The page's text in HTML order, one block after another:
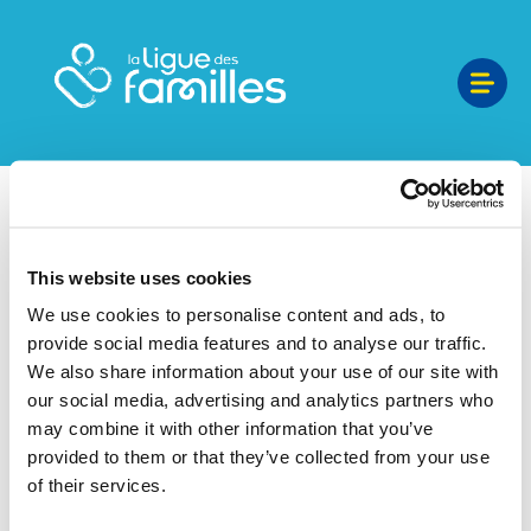
This website uses cookies
We use cookies to personalise content and ads, to
provide social media features and to analyse our traffic.
We also share information about your use of our site with
our social media, advertising and analytics partners who
may combine it with other information that you’ve
provided to them or that they’ve collected from your use
of their services.
Données de l'organisateur
Nom de l'organisation:Ocarina asbl
Rue:Chaussée de Haecht
Numéro: 579
Code postal:1031
Localité:Bruxelles
Pays:Belgique
Numéro de téléphone: